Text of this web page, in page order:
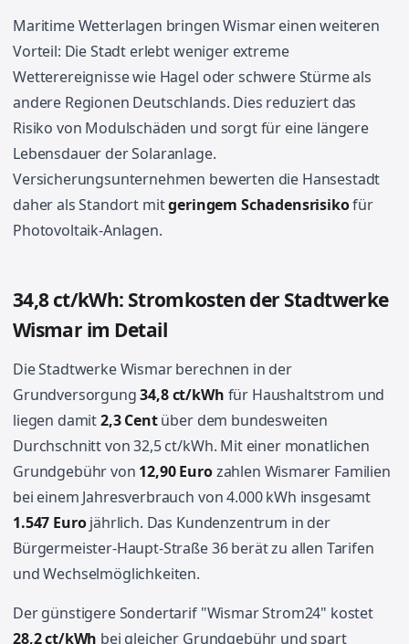
Maritime Wetterlagen bringen Wismar einen weiteren
Vorteil: Die Stadt erlebt weniger extreme
Wetterereignisse wie Hagel oder schwere Stürme als
andere Regionen Deutschlands. Dies reduziert das
Risiko von Modulschäden und sorgt für eine längere
Lebensdauer der Solaranlage.
Versicherungsunternehmen bewerten die Hansestadt
daher als Standort mitgeringem Schadensrisikofür
Photovoltaik-Anlagen.
34,8 ct/kWh: Stromkosten der Stadtwerke
Wismar im Detail
Die Stadtwerke Wismar berechnen in der
Grundversorgung34,8 ct/kWh für Haushaltstrom und
liegen damit2,3 Centüber dem bundesweiten
Durchschnitt von 32,5 ct/kWh. Mit einer monatlichen
Grundgebühr von 12,90 Eurozahlen Wismarer Familien
bei einem Jahresverbrauch von 4.000 kWh insgesamt
1.547 Eurojährlich. Das Kundenzentrum in der
Bürgermeister-Haupt-Straße 36 berät zu allen Tarifen
und Wechselmöglichkeiten.
Der günstigere Sondertarif "Wismar Strom24" kostet
28,2 ct/kWh bei gleicher Grundgebühr und spart